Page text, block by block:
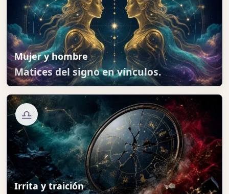
Mujer y hombre
Matices del signo en vínculos.
♎
Irrita y traición